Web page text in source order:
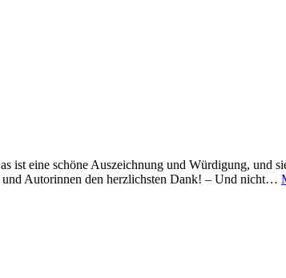
ist eine schöne Auszeichnung und Würdigung, und
Autorinnen den herzlichsten Dank! – Und nicht…